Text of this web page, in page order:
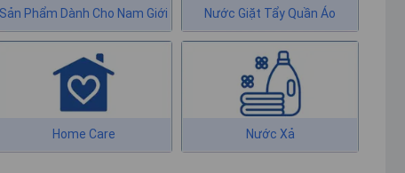
Sản Phẩm Dành Cho Nam Giới
Home Care
Nước Giặt Tẩy Quần Áo
Nước Xả